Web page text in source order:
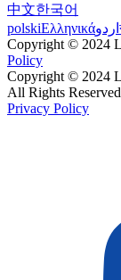
中文한국어
polskiΕλληνικάاردو
Copyright © 2024
Policy
Copyright © 2024
All Rights Reserved
Privacy Policy